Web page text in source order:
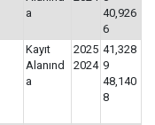
a
40,926
6
Kayıt
Alanınd
a
2025
2024
41,328
9
48,140
8